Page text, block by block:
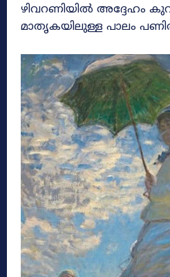
ഴിവറണിയിൽ അദ്ദേഹം
മാതൃകയിലുള്ള പാലം